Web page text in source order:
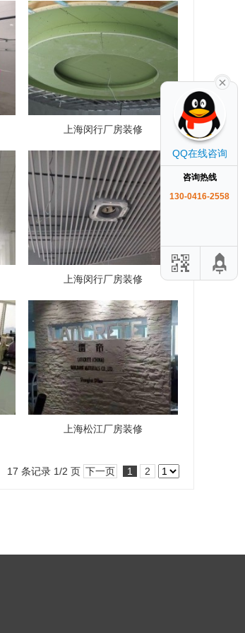
上海闵行厂房装修
上海闵行厂房装修
上海松江厂房装修
17 条记录 1/2 页 下一页 1 2
QQ在线咨询
咨询热线
130-0416-2558